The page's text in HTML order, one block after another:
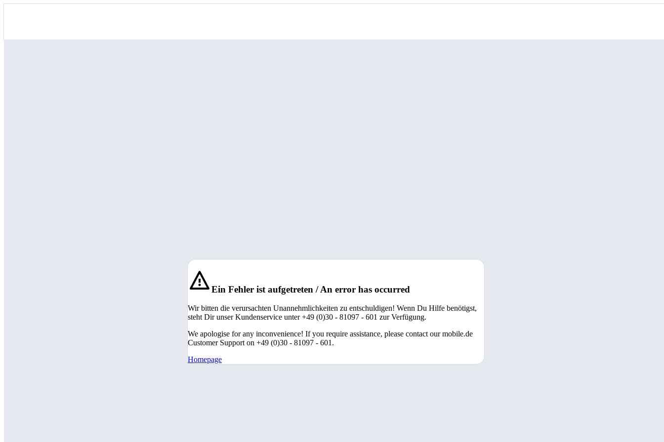
Ein Fehler ist aufgetreten / An error has occurred
Wir bitten die verursachten Unannehmlichkeiten zu entschuldigen! Wenn Du Hilfe benötigst,
steht Dir unser Kundenservice unter +49 (0)30 - 81097 - 601 zur Verfügung.
We apologise for any inconvenience! If you require assistance, please contact our mobile.de
Customer Support on +49 (0)30 - 81097 - 601.
Homepage